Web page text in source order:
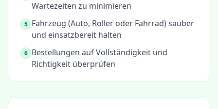
Wartezeiten zu minimieren
5 Fahrzeug (Auto, Roller oder Fahrrad) sauber
und einsatzbereit halten
6 Bestellungen auf Vollständigkeit und
Richtigkeit überprüfen